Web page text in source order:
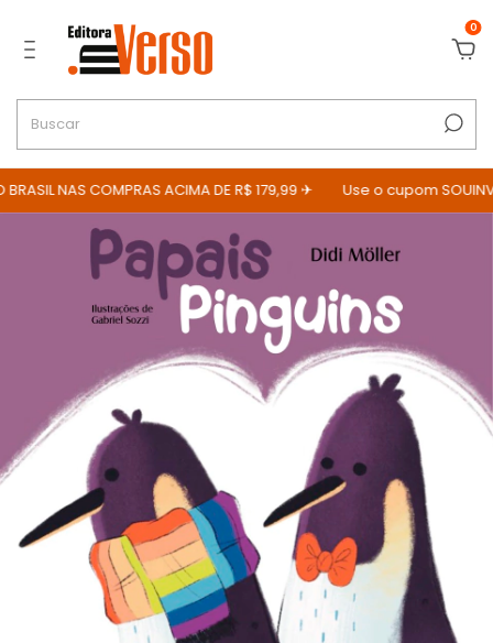
0
NAS COMPRAS ACIMA DE R$ 179,99 ✈ Use o cupom